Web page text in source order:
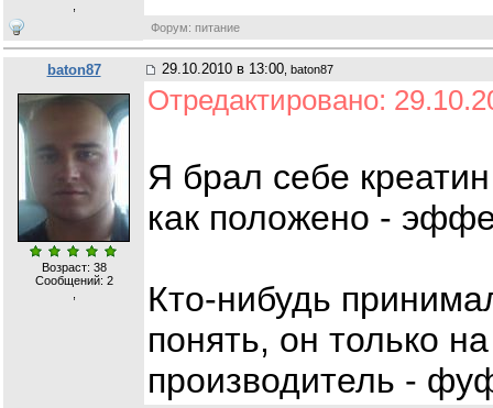
Форум: питание
baton87 29.10.2010 в 13:00 , baton87
Возраст: 38
Сообщений: 2
Отредактировано:
Я брал себе
как положено -
Кто-нибудь
понять, он только
производитель -